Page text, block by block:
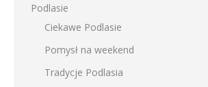
Podlasie
Ciekawe Podlasie
Pomysł na weekend
Tradycje Podlasia